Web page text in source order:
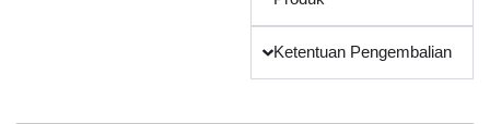
Ketentuan Pengembalian